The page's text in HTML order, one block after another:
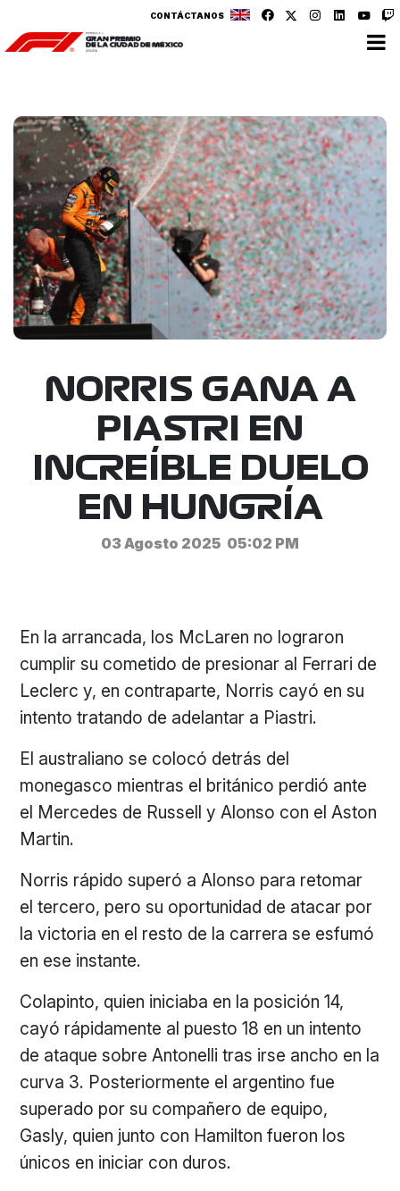
CONTÁCTANOS
NORRIS GANA A
PIASTRI EN
INCREÍBLE DUELO
EN HUNGRÍA
03 Agosto 2025 05:02 PM
En la arrancada, los McLaren no lograron
cumplir su cometido de presionar al Ferrari de
Leclerc y, en contraparte, Norris cayó en su
intento tratando de adelantar a Piastri.
El australiano se colocó detrás del
monegasco mientras el británico perdió ante
el Mercedes de Russell y Alonso con el Aston
Martin.
Norris rápido superó a Alonso para retomar
el tercero, pero su oportunidad de atacar por
la victoria en el resto de la carrera se esfumó
en ese instante.
Colapinto, quien iniciaba en la posición 14,
cayó rápidamente al puesto 18 en un intento
de ataque sobre Antonelli tras irse ancho en la
curva 3. Posteriormente el argentino fue
superado por su compañero de equipo,
Gasly, quien junto con Hamilton fueron los
únicos en iniciar con duros.